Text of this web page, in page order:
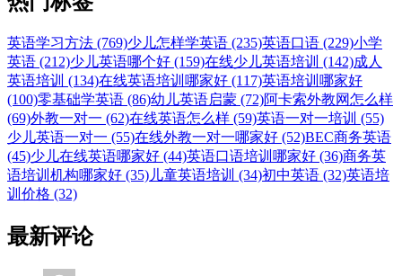
英语学习方法 (769)少儿怎样学英语 (235)英语口语 (229)小学
英语 (212)少儿英语哪个好 (159)在线少儿英语培训 (142)成人
英语培训 (134)在线英语培训哪家好 (117)英语培训哪家好
(100)零基础学英语 (86)幼儿英语启蒙 (72)阿卡索外教网怎么样
(69)外教一对一 (62)在线英语怎么样 (59)英语一对一培训 (55)
少儿英语一对一 (55)在线外教一对一哪家好 (52)BEC商务英语
(45)少儿在线英语哪家好 (44)英语口语培训哪家好 (36)商务英
语培训机构哪家好 (35) 儿童英语培训 (34)初中英语 (32)英语培
训价格 (32)
最新评论